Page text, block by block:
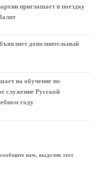
приглашает в поездку
дополнительный
на обучение по
служение Русской
году
нам, выделив этот